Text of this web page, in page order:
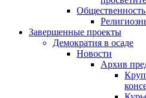
Завершенные проекты
Демократия в осаде
Новости
Архив